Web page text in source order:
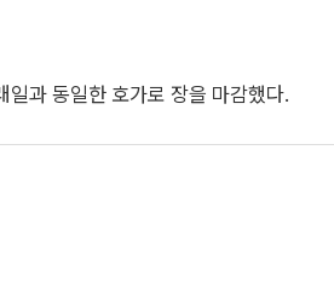
과 동일한 호가로 장을 마감했다.